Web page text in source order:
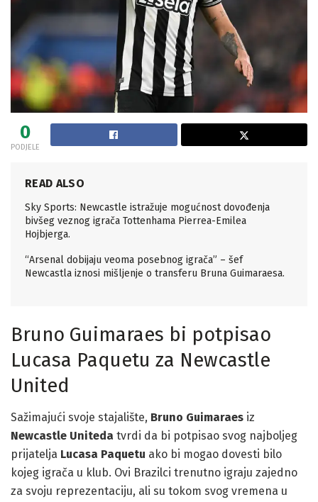
0
PODJELE
READ ALSO
Sky Sports: Newcastle istražuje mogućnost dovođenja
bivšeg veznog igrača Tottenhama Pierrea-Emilea
Hojbjerga.
“Arsenal dobijaju veoma posebnog igrača” – šef
Newcastla iznosi mišljenje o transferu Bruna Guimaraesa.
Bruno Guimaraes bi potpisao
Lucasa Paquetu za Newcastle
United
Sažimajući svoje stajalište, Bruno Guimaraes iz
Newcastle Uniteda tvrdi da bi potpisao svog najboljeg
prijatelja Lucasa Paquetu ako bi mogao dovesti bilo
kojeg igrača u klub. Ovi Brazilci trenutno igraju zajedno
za svoju reprezentaciju, ali su tokom svog vremena u